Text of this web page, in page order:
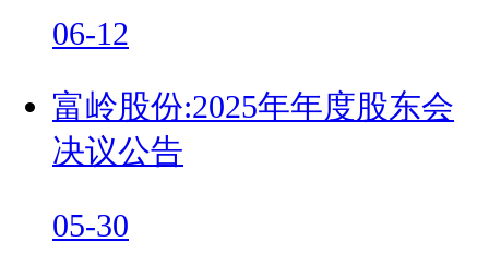
06-12
富岭股份:2025年年度股东会
决议公告
05-30